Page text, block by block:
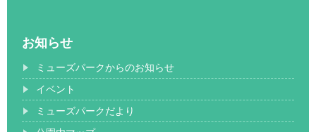
お知らせ
ミューズパークからのお知らせ
イベント
ミューズパークだより